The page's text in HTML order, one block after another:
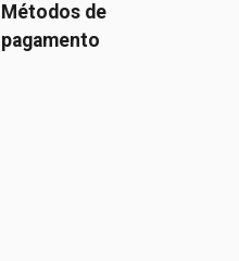
Métodos de
pagamento